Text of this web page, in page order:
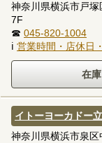
神奈川県横浜市戸
7F
☎ 045-820-1004
ℹ 営業時間・店休日
イトーヨーカドー
神奈川県横浜市泉